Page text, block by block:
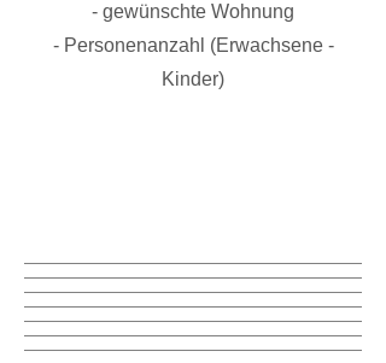
- gewünschte Wohnung
- Personenanzahl (Erwachsene -
Kinder)